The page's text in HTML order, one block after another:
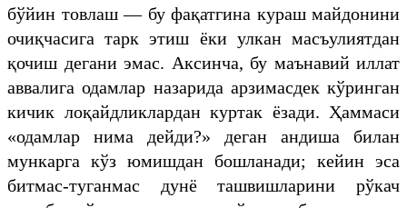
бўйин товлаш — бу фақатгина кураш майдонини
очиқчасига тарк этиш ёки улкан масъулиятдан
қочиш дегани эмас. Аксинча, бу маънавий иллат
аввалига одамлар назарида арзимасдек кўринган
кичик лоқайдликлардан куртак ёзади. Ҳаммаси
«одамлар нима дейди?» деган андиша билан
мункарга кўз юмишдан бошланади; кейин эса
битмас-туганмас дунё ташвишларини рўкач